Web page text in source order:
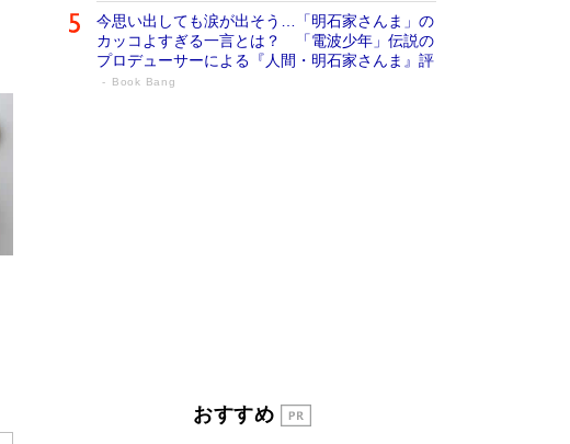
今思い出しても涙が出そう…「明石家さんま」の
カッコよすぎる一言とは？ 「電波少年」伝説の
プロデューサーによる『人間・明石家さんま』評
Book Bang
皇陛下はお元気でおられるか」がサウジ国王の第
おすすめ